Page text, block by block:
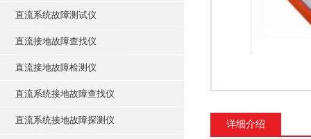
直流系统故障测试仪
直流接地故障查找仪
直流接地故障检测仪
直流系统接地故障查找仪
直流系统接地故障探测仪 详细介绍